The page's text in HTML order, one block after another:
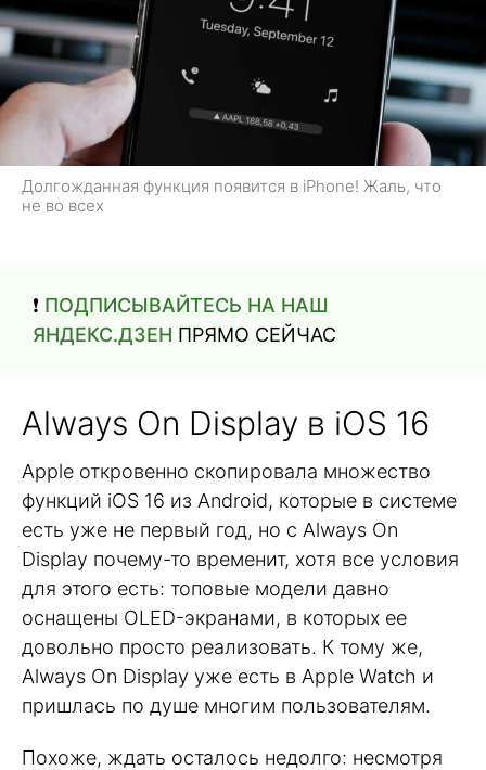
Долгожданная функция появится в iPhone! Жаль, что
не во всех
❗️ ПОДПИСЫВАЙТЕСЬ НА НАШ
ЯНДЕКС.ДЗЕН ПРЯМО СЕЙЧАС
Always On Display в iOS 16
Apple откровенно скопировала множество
функций iOS 16 из Android, которые в системе
есть уже не первый год, но с Always On
Display почему-то временит, хотя все условия
для этого есть: топовые модели давно
оснащены OLED-экранами, в которых ее
довольно просто реализовать. К тому же,
Always On Display уже есть в Apple Watch и
пришлась по душе многим пользователям.
Похоже, ждать осталось недолго: несмотря